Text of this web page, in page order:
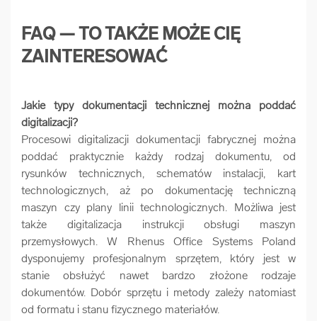
FAQ — TO TAKŻE MOŻE CIĘ
ZAINTERESOWAĆ
Jakie typy dokumentacji technicznej można poddać
digitalizacji?
Procesowi digitalizacji dokumentacji fabrycznej można
poddać praktycznie każdy rodzaj dokumentu, od
rysunków technicznych, schematów instalacji, kart
technologicznych, aż po dokumentację techniczną
maszyn czy plany linii technologicznych. Możliwa jest
także digitalizacja instrukcji obsługi maszyn
przemysłowych. W Rhenus Office Systems Poland
dysponujemy profesjonalnym sprzętem, który jest w
stanie obsłużyć nawet bardzo złożone rodzaje
dokumentów. Dobór sprzętu i metody zależy natomiast
od formatu i stanu fizycznego materiałów.